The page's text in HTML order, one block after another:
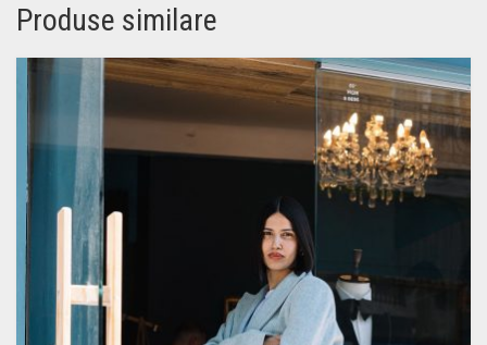
Produse similare